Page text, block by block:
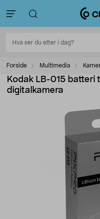
Forside Multimedia
Kodak LB-015 batteri
digitalkamera